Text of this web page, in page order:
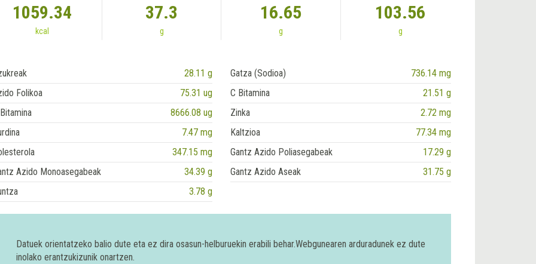
1059.34
kcal
37.3
g
16.65
g
103.56
g
28.11 g Gatza (Sodioa)
736.14 mg
Folikoa
75.31 ug C Bitamina
21.51 g
8666.08 ug Zinka
2.72 mg
7.47 mg Kaltzioa
77.34 mg
347.15 mg Gantz Azido Poliasegabeak
17.29 g
Azido Monoasegabeak
34.39 g Gantz Azido Aseak
31.75 g
3.78 g
Datuek orientatzeko balio dute eta ez dira osasun-helburuekin erabili behar.Webgunearen arduradunek ez dute
inolako erantzukizunik onartzen.